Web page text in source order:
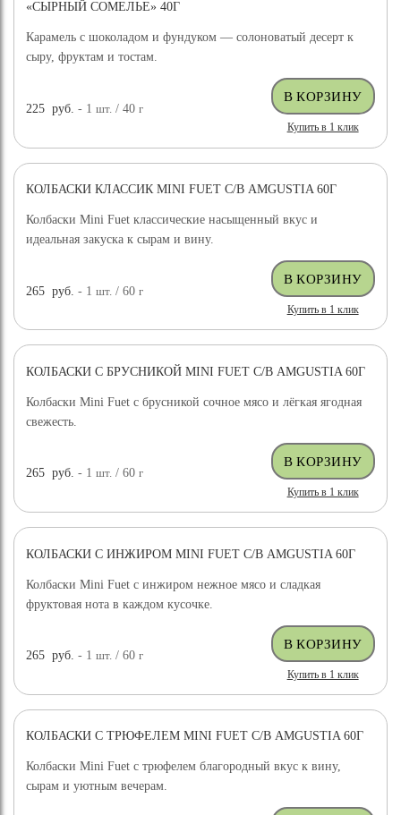
«СЫРНЫЙ СОМЕЛЬЕ» 40Г
Карамель с шоколадом и фундуком — солоноватый десерт к
сыру, фруктам и тостам.
225 руб. - 1шт. / 40г
Купить в 1 клик
КОЛБАСКИ КЛАССИК MINI FUET С/В AMGUSTIA 60Г
Колбаски Mini Fuet классические насыщенный вкус и
идеальная закуска к сырам и вину.
265 руб. - 1шт. / 60г
Купить в 1 клик
КОЛБАСКИ С БРУСНИКОЙ MINI FUET С/В AMGUSTIA 60Г
Колбаски Mini Fuet с брусникой сочное мясо и лёгкая ягодная
свежесть.
265 руб. - 1шт. / 60г
Купить в 1 клик
КОЛБАСКИ С ИНЖИРОМ MINI FUET С/В AMGUSTIA 60Г
Колбаски Mini Fuet с инжиром нежное мясо и сладкая
фруктовая нота в каждом кусочке.
265 руб. - 1шт. / 60г
Купить в 1 клик
КОЛБАСКИ С ТРЮФЕЛЕМ MINI FUET С/В AMGUSTIA 60Г
Колбаски Mini Fuet с трюфелем благородный вкус к вину,
сырам и уютным вечерам.